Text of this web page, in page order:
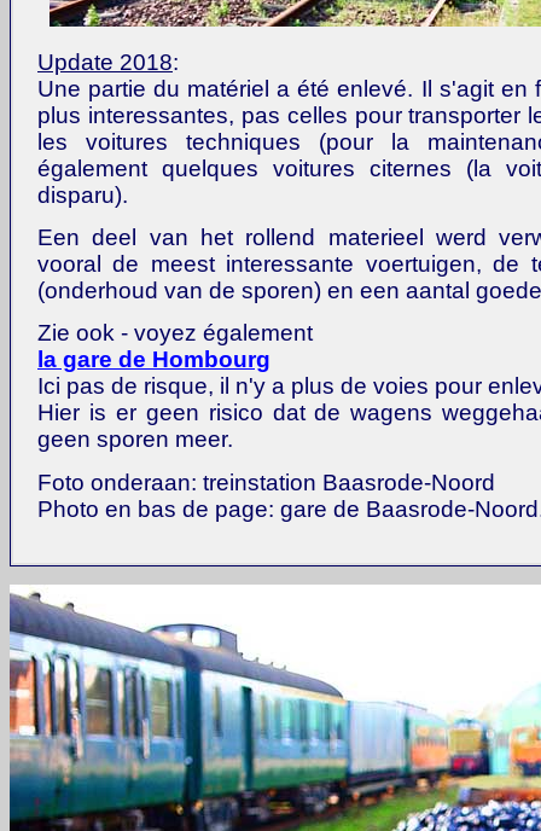
Update 2018:
Une partie du matériel a été enlevé. Il s'agit en
plus interessantes, pas celles pour transporter
les voitures techniques (pour la
également quelques voitures citernes (la
disparu).
Een deel van het rollend materieel werd
vooral de meest interessante voertuigen, de
(onderhoud van de sporen) en een aantal
Zie ook - voyez également
la gare de Hombourg
Ici pas de risque, il n'y a plus de voies pour
Hier is er geen risico dat de wagens
geen sporen meer.
Foto onderaan: treinstation Baasrode-Noord
Photo en bas de page: gare de Baasrode-